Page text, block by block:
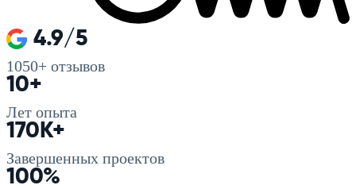
4.9/5
1050+ отзывов
10+
Лет опыта
170K+
Завершенных проектов
100%